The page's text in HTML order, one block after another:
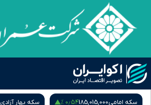
سکه امامی185,015,000۰٫۵۴ % سکه بهار آزادی